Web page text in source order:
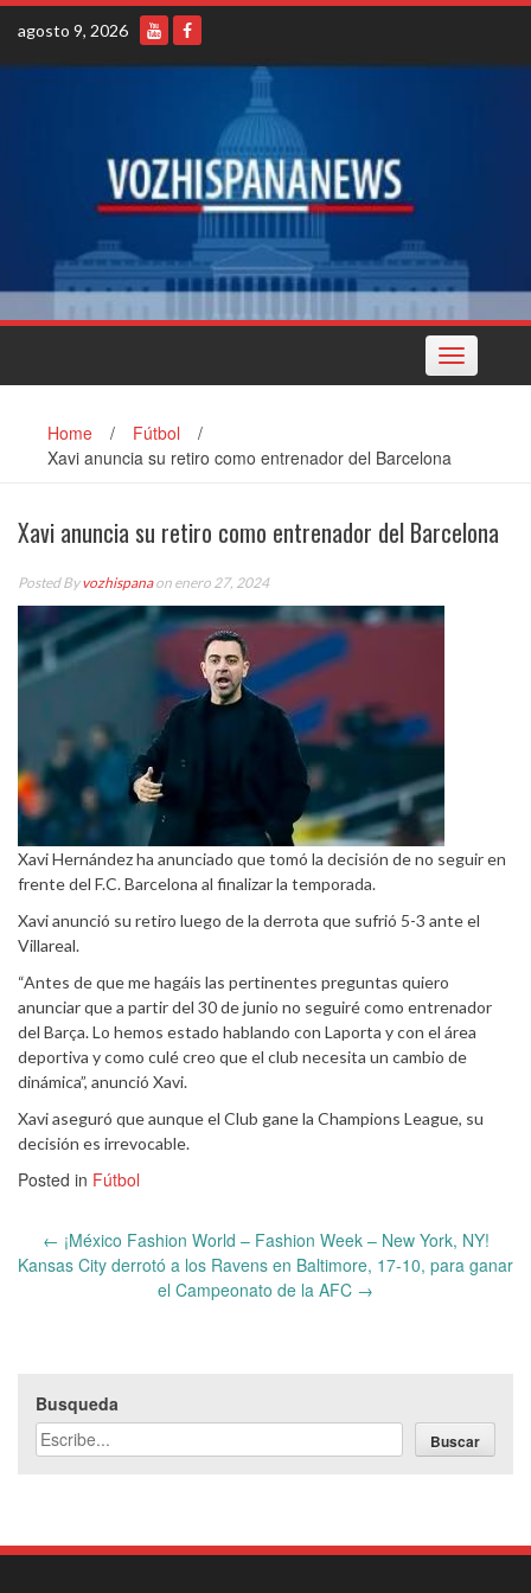
Skip
content
agosto 9, 2026
Toggle
navigation
Home / Fútbol
/
Xavi anuncia su retiro como entrenador del Barcelona
Xavi anuncia su retiro como entrenador del Barcelona
Posted Byvozhispanaon enero 27, 2024
Xavi Hernández ha anunciado que tomó la decisión de no seguir en
frente del F.C. Barcelona al finalizar la temporada.
Xavi anunció su retiro luego de la derrota que sufrió 5-3 ante el
Villareal.
“Antes de que me hagáis las pertinentes preguntas quiero
anunciar que a partir del 30 de junio no seguiré como entrenador
del Barça. Lo hemos estado hablando con Laporta y con el área
deportiva y como culé creo que el club necesita un cambio de
dinámica”, anunció Xavi.
Xavi aseguró que aunque el Club gane la Champions League, su
decisión es irrevocable.
Posted in Fútbol
Post
navigation
← ¡México Fashion World – Fashion Week – New York, NY!
Kansas City derrotó a los Ravens en Baltimore, 17-10, para ganar
el Campeonato de la AFC →
Busqueda
Buscar